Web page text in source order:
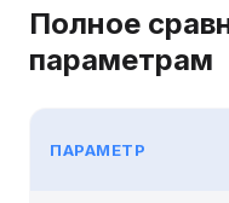
Полное
параметрам
ПАРАМЕТР